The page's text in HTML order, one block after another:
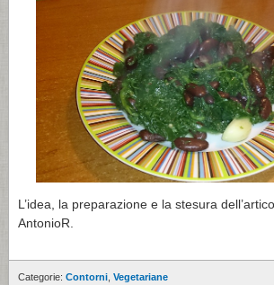
L’idea, la preparazione e la stesura
AntonioR.
Categorie: Contorni Vegetariane